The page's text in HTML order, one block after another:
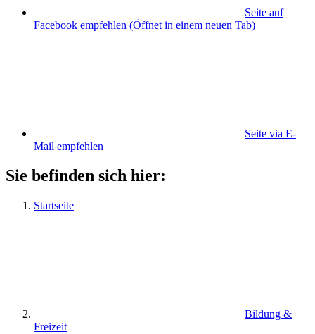
Seite auf
Facebook empfehlen (Öffnet in einem neuen Tab)
Seite via E-
Mail empfehlen
Sie befinden sich hier:
Startseite
Bildung &
Freizeit